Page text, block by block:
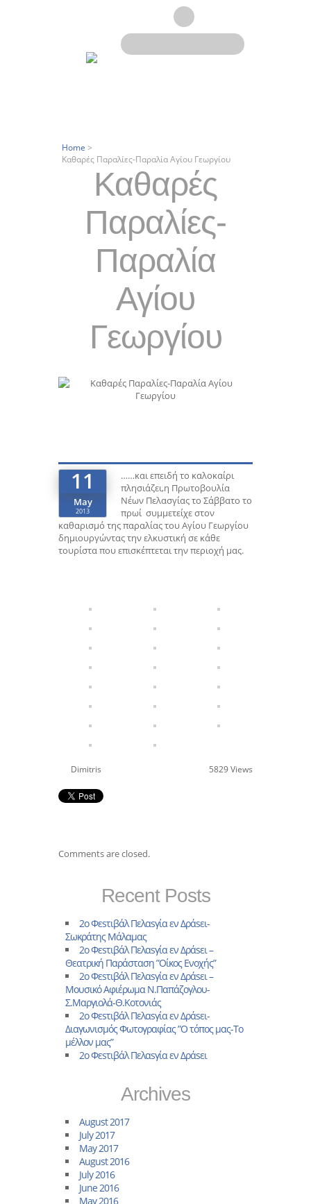
Home >
Καθαρές Παραλίες-Παραλία Αγίου Γεωργίου
Καθαρές
Παραλίες-
Παραλία
Αγίου
Γεωργίου
11
May
2013
……και επειδή το καλοκαίρι
πλησιάζει,η Πρωτοβουλία
Νέων Πελασγίας το Σάββατο το
πρωί συμμετείχε στον
καθαρισμό της παραλίας του Αγίου Γεωργίου
δημιουργώντας την ελκυστική σε κάθε
τουρίστα που επισκέπτεται την περιοχή μας.
Dimitris 5829 Views
Comments are closed.
Recent Posts
2ο Φεsτιβάλ Πελαsγία εν Δράsει-
Σωκράτης Μάλαμας
2ο Φεsτιβάλ Πελαsγία εν Δράsει –
Θεατρική Παράσταση ”Οίκος Ενοχής”
2ο Φεsτιβάλ Πελαsγία εν Δράsει –
Μουσικό Αφιέρωμα Ν.Παπάζογλου-
Σ.Μαργιολά-Θ.Κοτονιάς
2o Φεsτιβάλ Πελαsγία εν Δράsει-
Διαγωνισμός Φωτογραφίας ”Ο τόπος μας-Το
μέλλον μας”
2ο Φεsτιβάλ Πελαsγία εν Δράsει
Archives
August 2017
July 2017
May 2017
August 2016
July 2016
June 2016
May 2016